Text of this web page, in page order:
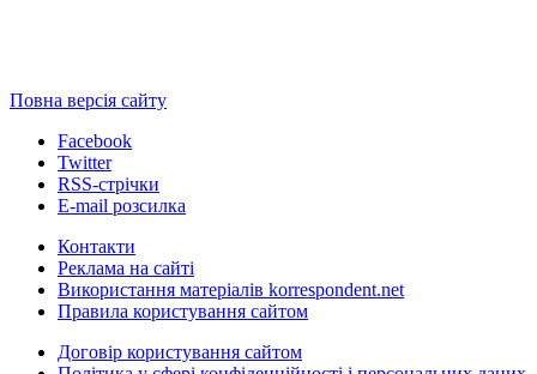
Повна версія сайту
Facebook
Twitter
RSS-стрічки
E-mail розсилка
Контакти
Реклама на сайті
Використання матеріалів korrespondent.net
Правила користування сайтом
Договір користування сайтом